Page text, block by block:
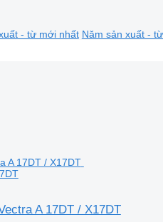
- từ mới nhất Năm sản xuất -
A 17DT / X17DT